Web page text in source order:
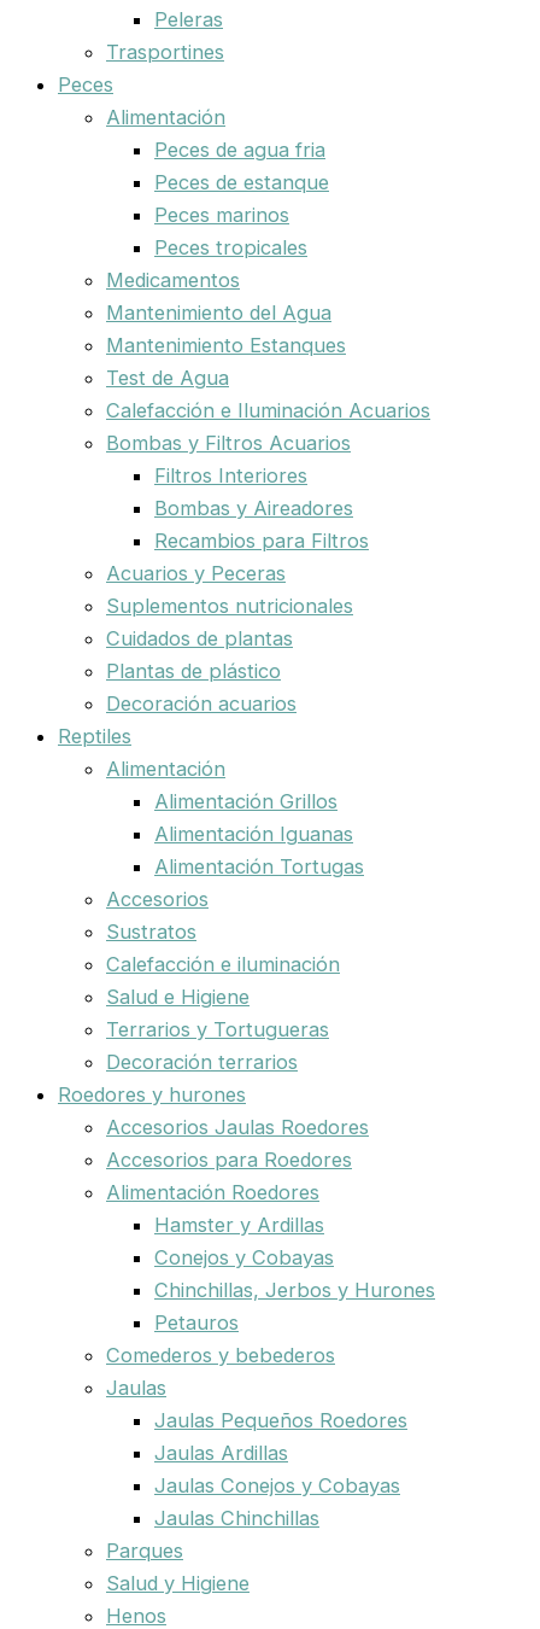
Peleras
Trasportines
Peces
Alimentación
Peces de agua fria
Peces de estanque
Peces marinos
Peces tropicales
Medicamentos
Mantenimiento del Agua
Mantenimiento Estanques
Test de Agua
Calefacción e Iluminación Acuarios
Bombas y Filtros Acuarios
Filtros Interiores
Bombas y Aireadores
Recambios para Filtros
Acuarios y Peceras
Suplementos nutricionales
Cuidados de plantas
Plantas de plástico
Decoración acuarios
Reptiles
Alimentación
Alimentación Grillos
Alimentación Iguanas
Alimentación Tortugas
Accesorios
Sustratos
Calefacción e iluminación
Salud e Higiene
Terrarios y Tortugueras
Decoración terrarios
Roedores y hurones
Accesorios Jaulas Roedores
Accesorios para Roedores
Alimentación Roedores
Hamster y Ardillas
Conejos y Cobayas
Chinchillas, Jerbos y Hurones
Petauros
Comederos y bebederos
Jaulas
Jaulas Pequeños Roedores
Jaulas Ardillas
Jaulas Conejos y Cobayas
Jaulas Chinchillas
Parques
Salud y Higiene
Henos